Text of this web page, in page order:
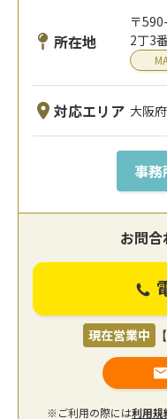
所在地
〒
2丁3
対応エリア 大阪府
事務
お問
現在営業中
※ご利用の際には利用規